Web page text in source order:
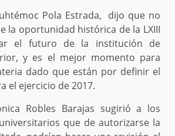
Pola Estrada, dijo que no
la oportunidad histórica de la LXIII
el futuro de la institución de
y es el mejor momento para
dado que están por definir el
el ejercicio de 2017.
Robles Barajas sugirió a los
que de autorizarse la